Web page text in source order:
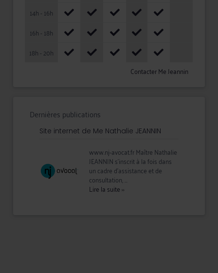
14h - 16h
16h - 18h
18h - 20h
Contacter Me Jeannin
Dernières publications
Site internet de Me Nathalie JEANNIN
www.nj-avocat.fr Maître Nathalie
JEANNIN s’inscrit à la fois dans
un cadre d’assistance et de
consultation, ...
Lire la suite››